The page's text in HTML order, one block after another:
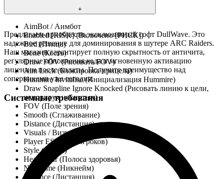
+
AimBot / Аимбот
Enabled [RISK] (Включено [РИСК])
Bird (Птица)
Bone (Кость)
Draw FOV (Рисовать FOV)
Aim Lock (Блокировка прицела)
Hummire Invitalise (Инициализация Hummire)
Draw Snapline Ignore Knocked (Рисовать линию к цели,
игнорируя нокнутых)
FOV (Поле зрения)
Smooth (Сглаживание)
Distance (Дистанция)
Visuals / Визуалы
Player ESP (ESP игроков)
Style (Стиль)
Health Bar (Полоса здоровья)
Nickname (Никнейм)
Distance (Дистанция)
Предлагаем приобрести эксклюзивный софт DullWave. Это
надежное решение для доминирования в шутере ARC Raiders.
Наш магазин гарантирует полную скрытность от античита,
регулярные обновления кода и мгновенную активацию
лицензии после оплаты. Получите преимущество над
соперниками уже сегодня.
Системные требования